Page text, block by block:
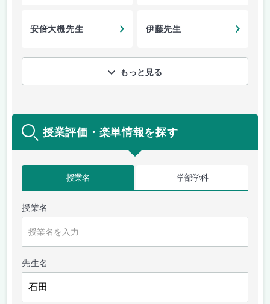
安倍大機先生 伊藤先生
もっと見る
授業評価・楽単情報を探す
授業名 学部学科
授業名
先生名